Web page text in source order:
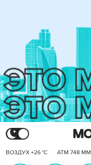
ВОЗДУХ +26 °C АТМ 748 ММ